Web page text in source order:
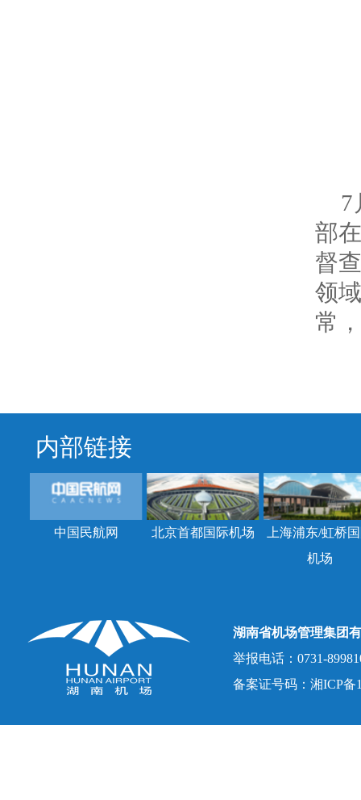
7
部
督
领
常
内部链接
中国民航网 北京首都国际机场
上海浦东/虹桥
机场
湖南省机场管理集团
举报电话：0731-
备案证号码：湘ICP备